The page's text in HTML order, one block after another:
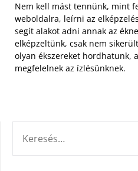
Nem kell mást tennünk, mint
weboldalra, leírni az
segít alakot adni annak az
elképzeltünk, csak nem
olyan ékszereket hordhatunk,
megfelelnek az ízlésünknek.